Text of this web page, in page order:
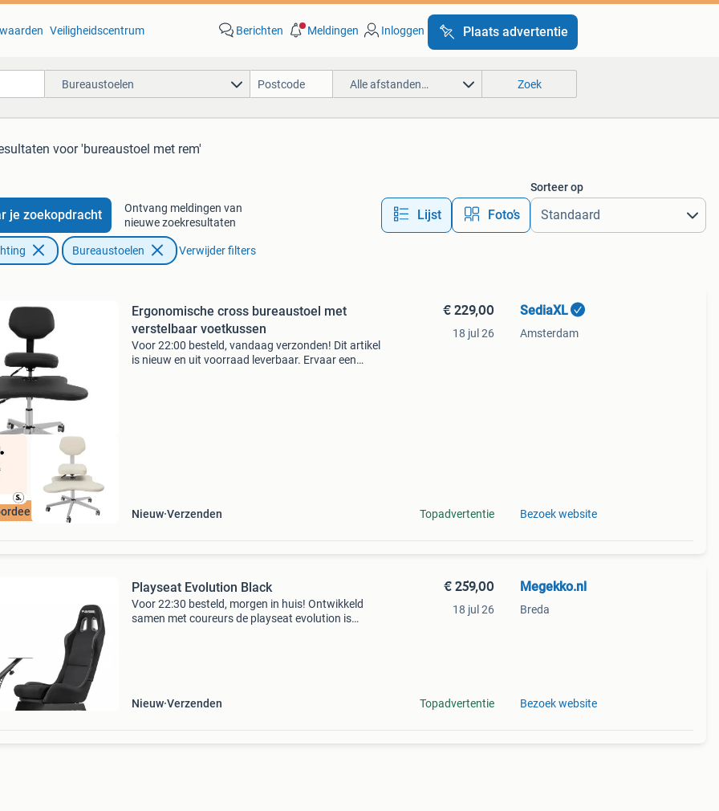
Veiligheidscentrum Berichten Meldingen Inloggen Plaats advertentie
Bureaustoelen Alle afstanden… Zoek
voor 'bureaustoel met rem'
je zoekopdracht
Ontvang meldingen van
nieuwe zoekresultaten
Lijst Foto’s
Sorteer op
Bureaustoelen Verwijder filters
met 9+
Ergonomische cross bureaustoel met
verstelbaar voetkussen
Voor 22:00 besteld, vandaag verzonden! Dit artikel
is nieuw en uit voorraad leverbaar. Ervaar een
Nieuw Verzenden
€ 229,00
18 jul 26
Topadvertentie
SediaXL
Amsterdam
Bezoek website
Playseat Evolution Black
Voor 22:30 besteld, morgen in huis! Ontwikkeld
samen met coureurs de playseat evolution is
Nieuw Verzenden
€ 259,00
18 jul 26
Topadvertentie
Megekko.nl
Breda
Bezoek website